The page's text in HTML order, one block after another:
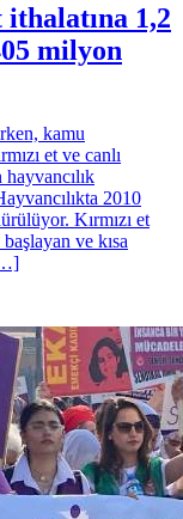
1,2
milyon
kamu
et ve canlı
2010
Kırmızı et
ve kısa